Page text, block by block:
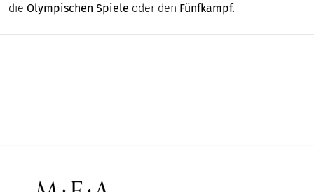
die Olympischen Spiele oder den Fünfkampf.